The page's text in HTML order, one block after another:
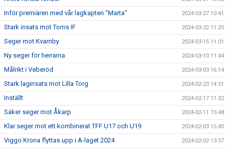
Inför premiären med vår lagkapten "Marta" 2024-03-27 10:41
Stark insats mot Torns IF 2024-03-22 11:25
Seger mot Kvarnby 2024-03-15 11:01
Ny seger för herrarna 2024-03-10 11:44
Målrikt i Veberöd 2024-03-03 16:14
Stark laginsats mot Lilla Torg 2024-02-23 14:51
Inställt 2024-02-17 11:32
Säker seger mot Åkarp 2024-02-11 15:48
Klar seger mot ett kombinerat TFF U17 och U19 2024-02-03 15:40
Viggo Krona flyttas upp i A-laget 2024 2024-02-02 13:57